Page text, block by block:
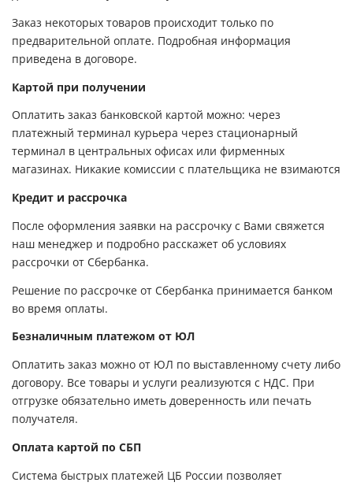
Заказ некоторых товаров происходит только по
предварительной оплате. Подробная информация
приведена в договоре.
Картой при получении
Оплатить заказ банковской картой можно: через
платежный терминал курьера через стационарный
терминал в центральных офисах или фирменных
магазинах. Никакие комиссии с плательщика не взимаются
Кредит и рассрочка
После оформления заявки на рассрочку с Вами свяжется
наш менеджер и подробно расскажет об условиях
рассрочки от Сбербанка.
Решение по рассрочке от Сбербанка принимается банком
во время оплаты.
Безналичным платежом от ЮЛ
Оплатить заказ можно от ЮЛ по выставленному счету либо
договору. Все товары и услуги реализуются с НДС. При
отгрузке обязательно иметь доверенность или печать
получателя.
Оплата картой по СБП
Система быстрых платежей ЦБ России позволяет